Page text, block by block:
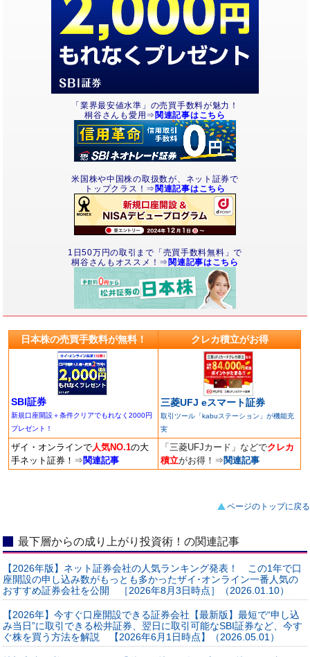
「業界最安値水準」の売買手数料が魅力！
桐谷さんも愛用⇒ 関連記事はこちら
米国株や中国株の取扱数が、ネット証券で
トップクラス！⇒ 関連記事はこちら
1日50万円の取引まで「売買手数料無料」で
桐谷さんもオススメ！⇒ 関連記事はこちら
日本株の売買手数料が無料！ クレカ積立がお得
SBI証券
新規口座開設＋条件クリアでもれなく2000円
プレゼント！
三菱UFJ eスマート証券
取引ツール「kabuステーション」が機能充
実
ザイ・オンラインで 人気NO.1の大
手ネット証券！ ⇒ 関連記事
「三菱UFJカード」などでクレカ
積立がお得！ ⇒ 関連記事
ページのトップに戻る
最下層からの成り上がり投資術！の関連記事
【2026年版】ネット証券会社の人気ランキング発表！ この1年で口
座開設の申し込み数がもっとも多かったザイ･オンライン一番人気の
おすすめ証券会社を公開 ［2026年8月3日時点］（2026.01.10）
【2026年】今すぐ口座開設できる証券会社【最新版】最短で“申し込
み当日”に取引できる松井証券、翌日に取引可能なSBI証券など、今す
ぐ株を買う方法を解説 【2026年6月1日時点】（2026.05.01）